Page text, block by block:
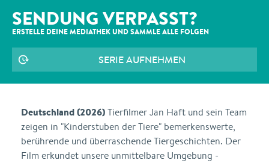
SENDUNG VERPASST?
ERSTELLE DEINE MEDIATHEK UND SAMMLE ALLE FOLGEN
SERIE AUFNEHMEN
Deutschland (2026)Tierfilmer Jan Haft und sein Team
zeigen in "Kinderstuben der Tiere" bemerkenswerte,
berührende und überraschende Tiergeschichten. Der
Film erkundet unsere unmittelbare Umgebung -